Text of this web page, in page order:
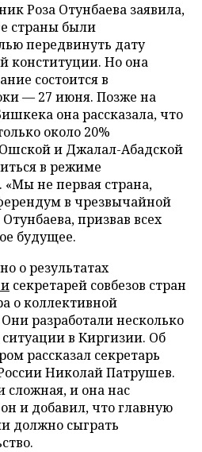
Роза Отунбаева заявила,
страны были
передвинуть дату
конституции. Но она
состоится в
— 27 июня. Позже на
она рассказала, что
около 20%
и Джалал-Абадской
в режиме
«Мы не первая страна,
в чрезвычайной
призвав всех
будущее.
о результатах
секретарей совбезов стран
о коллективной
разработали несколько
в Киргизии. Об
рассказал секретарь
Николай Патрушев.
сложная, и она нас
и добавил, что главную
должно сыграть